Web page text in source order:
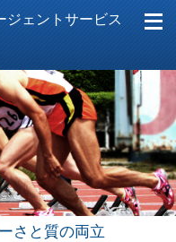
ジェントサービス
さと質の両立